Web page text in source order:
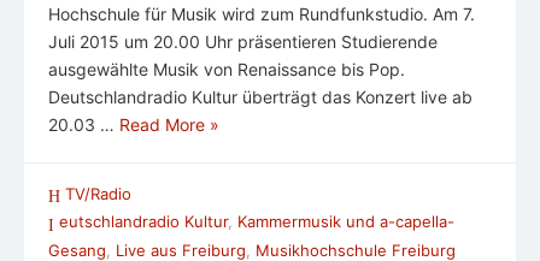
Hochschule für Musik wird zum Rundfunkstudio. Am 7.
Juli 2015 um 20.00 Uhr präsentieren Studierende
ausgewählte Musik von Renaissance bis Pop.
Deutschlandradio Kultur überträgt das Konzert live ab
20.03 … Read More »
TV/Radio
eutschlandradio Kultur, Kammermusik und a-capella-
Gesang
Live aus Freiburg
Musikhochschule Freiburg